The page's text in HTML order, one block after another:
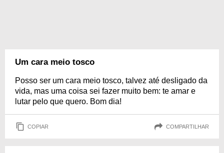
Um cara meio tosco
Posso ser um cara meio tosco, talvez até desligado da
vida, mas uma coisa sei fazer muito bem: te amar e
lutar pelo que quero. Bom dia!
COPIAR COMPARTILHAR